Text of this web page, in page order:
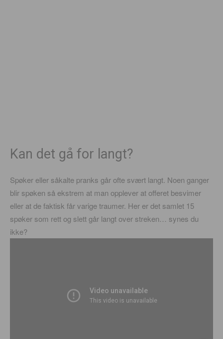
Kan det gå for langt?
Spøker eller såkalte pranks går ofte svært langt. Noen ganger
blir spøken så ekstrem at man opplever at offeret besvimer
eller at de faktisk får varige traumer. Her er det samlet 15
spøker som rett og slett går langt over streken… synes du
ikke?